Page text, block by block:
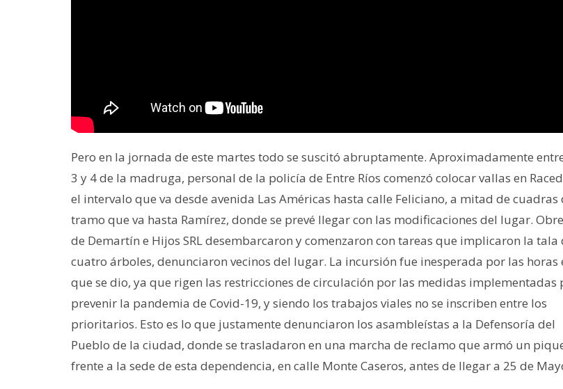
Pero en la jornada de este martes todo se suscitó abruptamente. Aproximadamente
3 y 4 de la madruga, personal de la policía de Entre Ríos comenzó colocar vallas en
el intervalo que va desde avenida Las Américas hasta calle Feliciano, a mitad de cuadras
tramo que va hasta Ramírez, donde se prevé llegar con las modificaciones del lugar.
de Demartín e Hijos SRL desembarcaron y comenzaron con tareas que implicaron la tala
cuatro árboles, denunciaron vecinos del lugar. La incursión fue inesperada por las horas
que se dio, ya que rigen las restricciones de circulación por las medidas implementadas
prevenir la pandemia de Covid-19, y siendo los trabajos viales no se inscriben entre los
prioritarios. Esto es lo que justamente denunciaron los asambleístas a la Defensoría del
Pueblo de la ciudad, donde se trasladaron en una marcha de reclamo que armó un
frente a la sede de esta dependencia, en calle Monte Caseros, antes de llegar a 25 de